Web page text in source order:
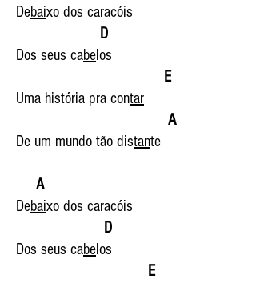
Debaixo dos caracóis
D
Dos seus cabelos
E
Uma história pra contar
A
De um mundo tão distante
A
Debaixo dos caracóis
D
Dos seus cabelos
E